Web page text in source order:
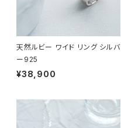
天然ルビー ワイド リング シルバ
ー925
¥38,900